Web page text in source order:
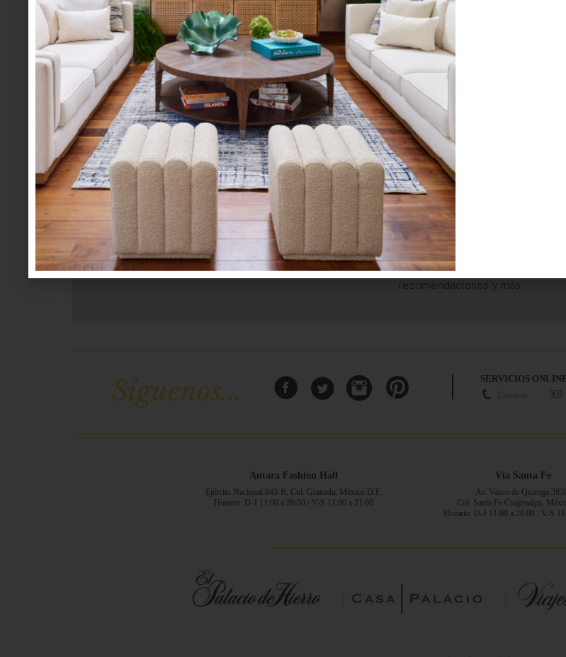
¿BUSCAS MÁS
INSPIRACIÓN?
Suscríbete y recibe tips, promociones, ideas,
recomendaciones y más.
Síguenos... SERVICIOS
Antara Fashion Hall
Ejército Nacional 843-B, Col. Granada, México D.F.
Horario: D-J 11:00 a 20:00 / V-S 11:00 a 21:00
Vía Santa Fe
Av. Vasco de Quiroga
Col. Santa Fe Cuajimalpa,
Horario: D-J 11:00 a 20:00 / V-S